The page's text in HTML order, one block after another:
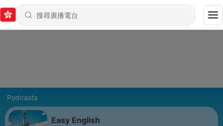
Podcasts
Easy English